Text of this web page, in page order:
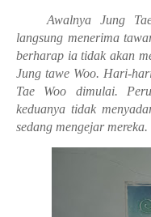
Awalnya Jung
langsung menerima
berharap ia tidak akan
Jung tawe Woo. Hari-
Tae Woo dimulai.
keduanya tidak
sedang mengejar mereka.